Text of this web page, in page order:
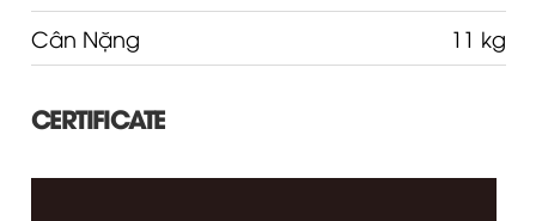
Cân Nặng
11 kg
CERTIFICATE